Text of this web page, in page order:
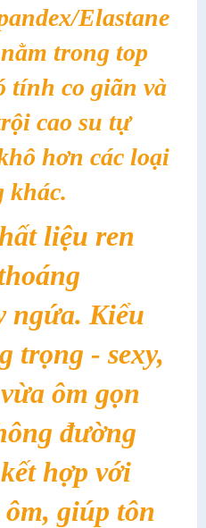
Elastane
trong top
tính co giãn và
cao su tự
hơn các loại
khác.
liệu ren
ngứa. Kiểu
trọng - sexy,
ôm gọn
đường
hợp với
giúp tôn